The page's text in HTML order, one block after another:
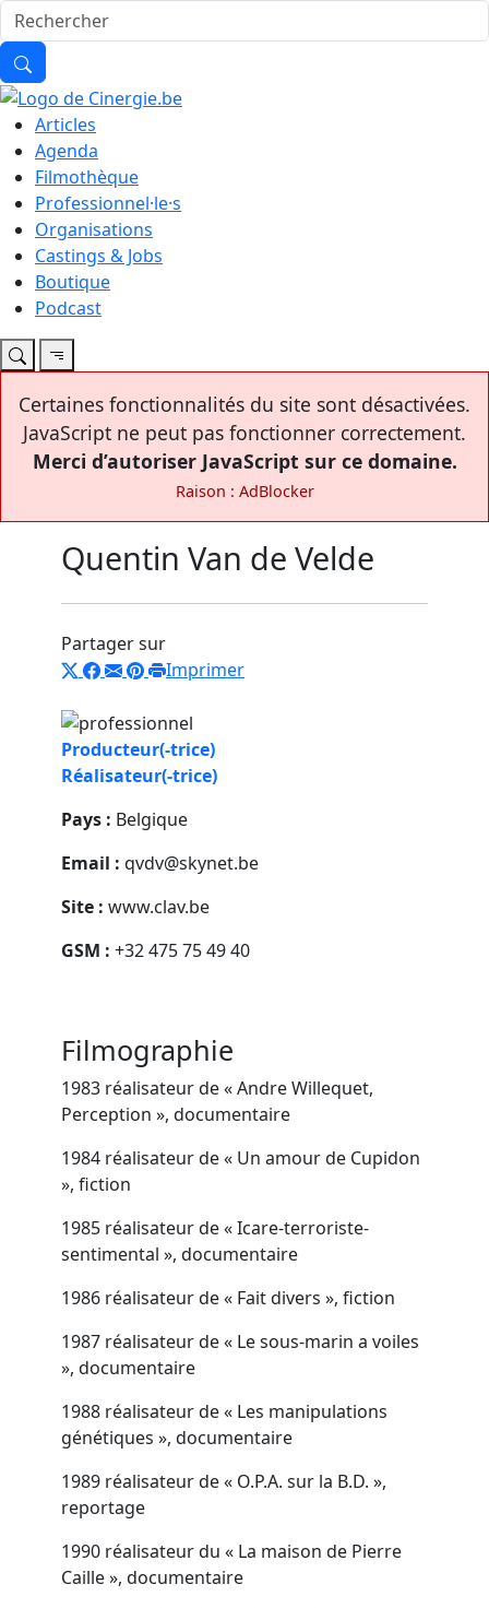
Articles
Agenda
Filmothèque
Professionnel·le·s
Organisations
Castings & Jobs
Boutique
Podcast
Certaines fonctionnalités du site sont désactivées.
JavaScript ne peut pas fonctionner correctement.
Merci d’autoriser JavaScript sur ce domaine.
Raison : AdBlocker
Quentin Van de Velde
Partager sur
Imprimer
Producteur(-trice)
Réalisateur(-trice)
Pays : Belgique
Email : qvdv@skynet.be
Site : www.clav.be
GSM : +32 475 75 49 40
Filmographie
1983 réalisateur de « Andre Willequet,
Perception », documentaire
1984 réalisateur de « Un amour de Cupidon
», fiction
1985 réalisateur de « Icare-terroriste-
sentimental », documentaire
1986 réalisateur de « Fait divers », fiction
1987 réalisateur de « Le sous-marin a voiles
», documentaire
1988 réalisateur de « Les manipulations
génétiques », documentaire
1989 réalisateur de « O.P.A. sur la B.D. »,
reportage
1990 réalisateur du « La maison de Pierre
Caille », documentaire